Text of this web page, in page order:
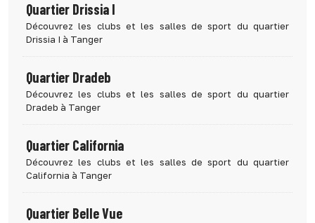
Quartier Drissia I
Découvrez les clubs et les salles de sport du quartier
Drissia I à Tanger
Quartier Dradeb
Découvrez les clubs et les salles de sport du quartier
Dradeb à Tanger
Quartier California
Découvrez les clubs et les salles de sport du quartier
California à Tanger
Quartier Belle Vue